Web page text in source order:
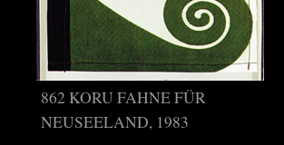
862 KORU FAHNE FÜR
NEUSEELAND, 1983